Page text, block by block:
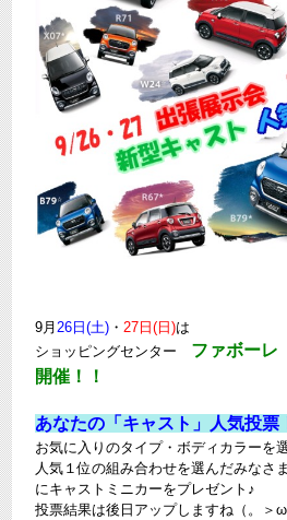
9月 26日(土) ・ 27日(日)は
ショッピングセンター ファボーレ
開催！！
あなたの「キャスト」人気投票
お気に入りのタイプ・ボディカラーを
人気１位の組み合わせを選んだみなさ
にキャストミニカーをプレゼント♪
投票結果は後日アップしますね（。＞ω